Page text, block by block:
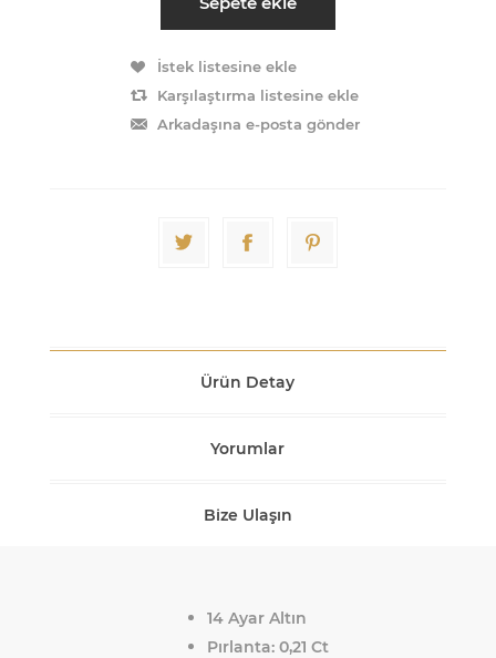
İstek listesine ekle
Karşılaştırma listesine ekle
Arkadaşına e-posta gönder
Ürün Detay
Yorumlar
Bize Ulaşın
14 Ayar Altın
Pırlanta: 0,21 Ct